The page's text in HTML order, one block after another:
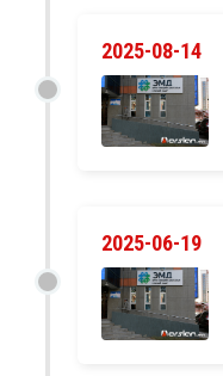
2025-08-14
2025-06-19